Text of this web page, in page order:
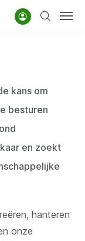
AccountZoeken
kans om
besturen
en zoekt
hanteren
onze